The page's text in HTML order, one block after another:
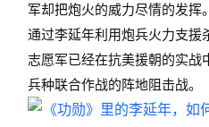
军却把炮火的威力尽情的发挥。
通过李延年利用炮兵火力支援
志愿军已经在抗美援朝的实战
兵种联合作战的阵地阻击战。